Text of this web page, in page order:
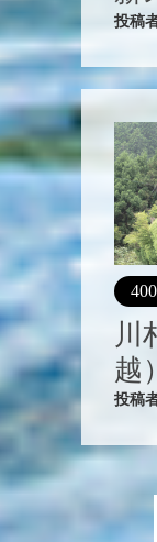
投稿
川
越）
投稿